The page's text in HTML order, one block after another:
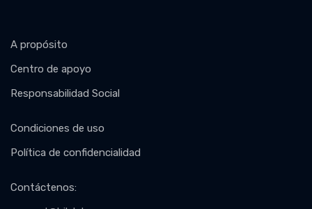
A propósito
Centro de apoyo
Responsabilidad Social
Condiciones de uso
Política de confidencialidad
Contáctenos: